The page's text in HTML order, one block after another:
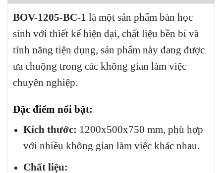
BOV-1205-BC-1 là một sản phẩm bàn học
sinh với thiết kế hiện đại, chất liệu bền bỉ và
tính năng tiện dụng, sản phẩm này đang được
ưa chuộng trong các không gian làm việc
chuyên nghiệp.
Đặc điểm nổi bật:
Kích thước: 1200x500x750 mm, phù hợp
với nhiều không gian làm việc khác nhau.
Chất liệu: